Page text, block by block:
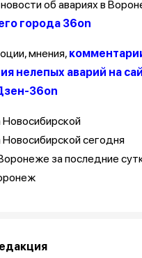
об авариях в
города 36on
мнения,
нелепых аварий на
36on
Новосибирской
Новосибирской сегодня
за последние